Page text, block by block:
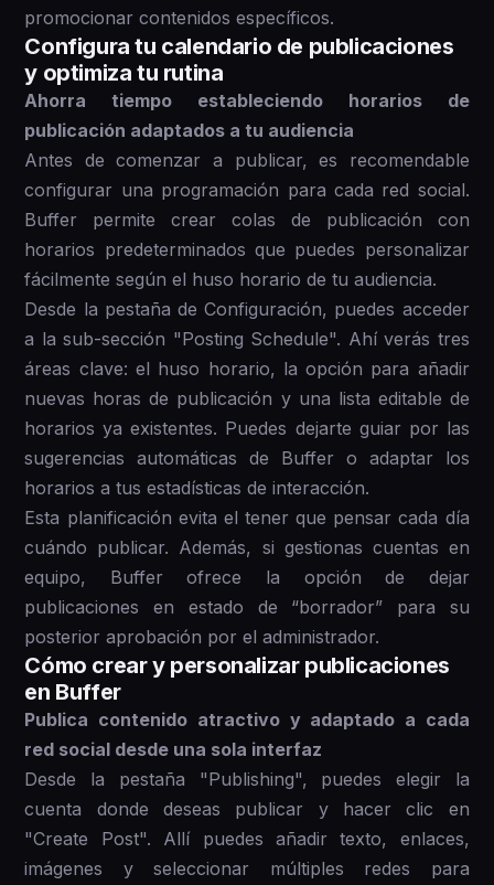
promocionar contenidos específicos.
Configura tu calendario de publicaciones
y optimiza tu rutina
Ahorra tiempo estableciendo horarios de
publicación adaptados a tu audiencia
Antes de comenzar a publicar, es recomendable
configurar una programación para cada red social.
Buffer permite crear colas de publicación con
horarios predeterminados que puedes personalizar
fácilmente según el huso horario de tu audiencia.
Desde la pestaña de Configuración, puedes acceder
a la sub-sección "Posting Schedule". Ahí verás tres
áreas clave: el huso horario, la opción para añadir
nuevas horas de publicación y una lista editable de
horarios ya existentes. Puedes dejarte guiar por las
sugerencias automáticas de Buffer o adaptar los
horarios a tus estadísticas de interacción.
Esta planificación evita el tener que pensar cada día
cuándo publicar. Además, si gestionas cuentas en
equipo, Buffer ofrece la opción de dejar
publicaciones en estado de “borrador” para su
posterior aprobación por el administrador.
Cómo crear y personalizar publicaciones
en Buffer
Publica contenido atractivo y adaptado a cada
red social desde una sola interfaz
Desde la pestaña "Publishing", puedes elegir la
cuenta donde deseas publicar y hacer clic en
"Create Post". Allí puedes añadir texto, enlaces,
imágenes y seleccionar múltiples redes para